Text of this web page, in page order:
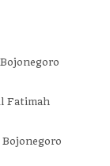
Fatimah
Bojonegoro